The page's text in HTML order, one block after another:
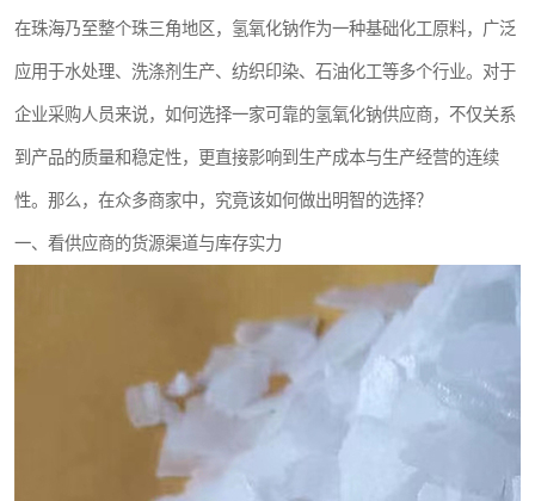
在珠海乃至整个珠三角地区，氢氧化钠作为一种基础化工原料，广泛
应用于水处理、洗涤剂生产、纺织印染、石油化工等多个行业。对于
企业采购人员来说，如何选择一家可靠的氢氧化钠供应商，不仅关系
到产品的质量和稳定性，更直接影响到生产成本与生产经营的连续
性。那么，在众多商家中，究竟该如何做出明智的选择？
一、看供应商的货源渠道与库存实力
氯酸钠
磷酸氢二钾